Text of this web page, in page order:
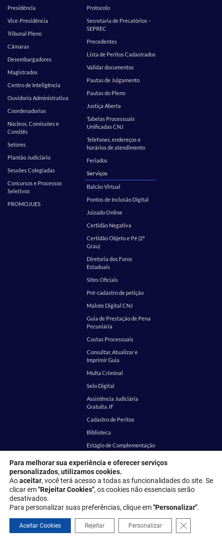
Presidência
Vice-Presidência
Tribunal Pleno
Câmaras
Desembargadores
Magistrados
Centro de Inteligência
Ouvidoria Administrativa
Coordenadorias
Núcleos, Comissões e
Comitês
Setores
Plantão Judiciário
Sessões Colegiadas
Concursos e Processos
Seletivos
PROMOJUES
Protocolo
Secretaria de Precatórios –
SEPREC
Precedentes
Lista de Peritos Cadastrados
Validar documentos
Pautas de Julgamento
Pautas do Pleno
Justiça Aberta
Tabelas Processuais
Unificadas CNJ
Telefones, endereços e
horários de atendimento
Feriados
Serviços
Balcão Virtual
Pontos de Inclusão Digital
Juizado Online
Certidão Negativa
Certidão Objeto e Pé (2º
Grau)
Diretoria dos Foros
Estaduais
Sites Oficiais
Pré-cadastro de petição
Malote Digital CNJ
Guia de Prestação de Pena
Pecuniária
Custas Processuais
Consultar, Atualizar e
Imprimir Guia
Multa Criminal
Selo Digital
Assistência Judiciária
Gratuita JF
Cadastro de Peritos
Biblioteca
Estágio de Complementação
Educacional
Visita Monitorada
Central de Mandados
Publicações
Diário da Justiça
Legislação
Transparência
Audiências e Sessões
Tecnologia da Informação e
Comunicação
Para melhorar sua experiência e oferecer serviços
personalizados, utilizamos cookies.
Aoaceitar, você terá acesso a todas as funcionalidades do site. Se
clicar em"Rejeitar Cookies", os cookies não essenciais serão
desativados.
Para personalizar suas preferências, clique em"Personalizar".
Aceitar Cookies Rejeitar Personalizar Close